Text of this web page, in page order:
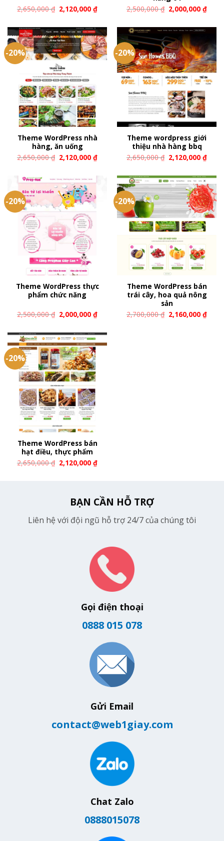
2,650,000₫ 2,120,000₫
2,500,000₫ 2,000,000₫
-20%
Theme WordPress nhà
hàng, ăn uống
2,650,000₫ 2,120,000₫
-20%
Theme wordpress giới
thiệu nhà hàng bbq
2,650,000₫ 2,120,000₫
-20%
Theme WordPress thực
phẩm chức năng
2,500,000₫ 2,000,000₫
-20%
Theme WordPress bán
trái cây, hoa quả nông
sản
2,700,000₫ 2,160,000₫
-20%
Theme WordPress bán
hạt điều, thực phẩm
2,650,000₫ 2,120,000₫
BẠN CẦN HỖ TRỢ
Liên hệ với đội ngũ hỗ trợ 24/7 của chúng tôi
Gọi điện thoại
0888 015 078
Gửi Email
contact@web1giay.com
Chat Zalo
0888015078